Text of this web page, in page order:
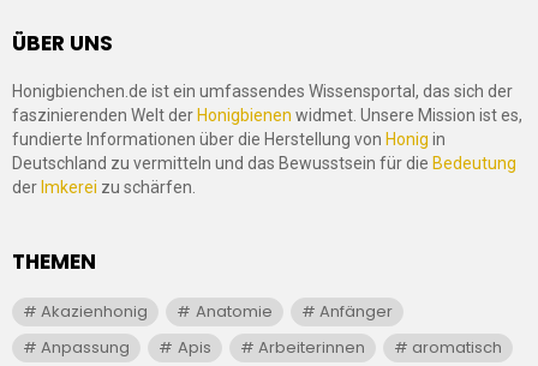
ÜBER UNS
Honigbienchen.de ist ein umfassendes Wissensportal, das sich der
faszinierenden Welt der Honigbienen widmet. Unsere Mission ist es,
fundierte Informationen über die Herstellung von Honig in
Deutschland zu vermitteln und das Bewusstsein für die Bedeutung
der Imkerei zu schärfen.
THEMEN
Akazienhonig Anatomie
Anfänger
Anpassung
Apis Arbeiterinnen
aromatisch